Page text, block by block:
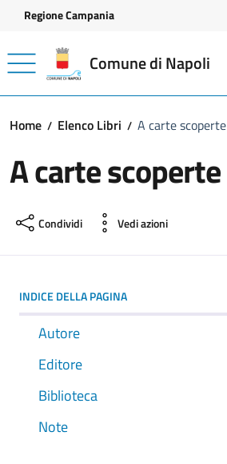
Vai ai contenuti
Vai al footer
Regione Campania
Comune di Napoli
Home Elenco Libri A carte scoperte
A carte scoperte
Condividi Vedi azioni
INDICE DELLA PAGINA
Autore
Editore
Biblioteca
Note